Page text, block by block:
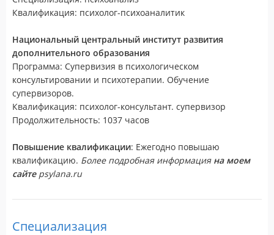
Квалификация: психолог-психоаналитик
Национальный центральный институт развития
дополнительного образования
Программа: Супервизия в психологическом
консультировании и психотерапии. Обучение
супервизоров.
Квалификация: психолог-консультант. супервизор
Продолжительность: 1037 часов
Повышение квалификации: Ежегодно повышаю
квалификацию. Более подробная информация на моем
сайтеpsylana.ru
Специализация